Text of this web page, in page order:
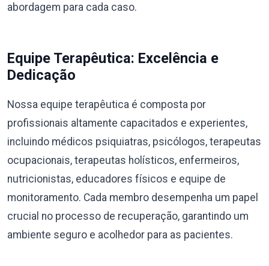
abordagem para cada caso.
Equipe Terapêutica: Excelência e
Dedicação
Nossa equipe terapêutica é composta por
profissionais altamente capacitados e experientes,
incluindo médicos psiquiatras, psicólogos, terapeutas
ocupacionais, terapeutas holísticos, enfermeiros,
nutricionistas, educadores físicos e equipe de
monitoramento. Cada membro desempenha um papel
crucial no processo de recuperação, garantindo um
ambiente seguro e acolhedor para as pacientes.